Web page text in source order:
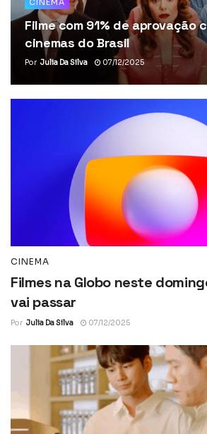
CINEMA
Filme com 91% de aprovação
cinemas do Brasil
Por Julia Da Silva 07/12/2025
CINEMA
Filmes na Globo neste
vai passar
Por Julia Da Silva 07/12/2025